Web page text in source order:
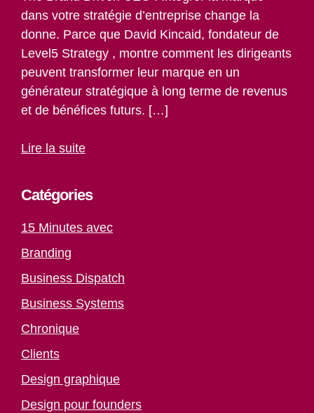
dans votre stratégie d’entreprise change la
donne. Parce que David Kincaid, fondateur de
Level5 Strategy , montre comment les dirigeants
peuvent transformer leur marque en un
générateur stratégique à long terme de revenus
et de bénéfices futurs. […]
Lire la suite
Catégories
15 Minutes avec
Branding
Business Dispatch
Business Systems
Chronique
Clients
Design graphique
Design pour founders